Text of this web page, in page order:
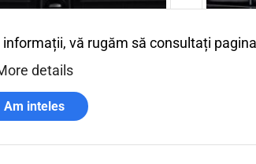
o
vă rugăm să consultați
details
Am inteles